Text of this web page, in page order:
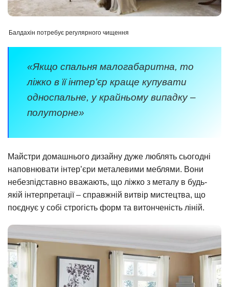
Балдахін потребує регулярного чищення
«Якщо спальня малогабаритна, то
ліжко в її інтер’єр краще купувати
односпальне, у крайньому випадку –
полуторне»
Майстри домашнього дизайну дуже люблять сьогодні
наповнювати інтер’єри металевими меблями. Вони
небезпідставно вважають, що ліжко з металу в будь-
якій інтерпретації – справжній витвір мистецтва, що
поєднує у собі строгість форм та витонченість ліній.